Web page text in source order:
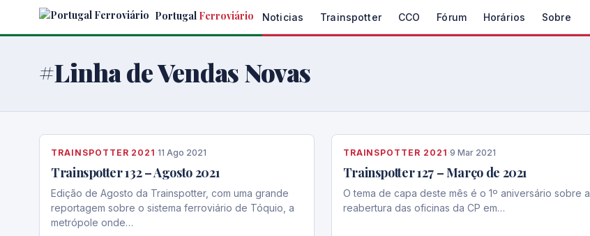
Portugal Ferroviário Noticias Trainspotter CCO Fórum Horários Sobre
#Linha de Vendas Novas
TRAINSPOTTER 2021 ·11 Ago 2021
Trainspotter 132 – Agosto 2021
Edição de Agosto da Trainspotter, com uma grande
reportagem sobre o sistema ferroviário de Tóquio, a
metrópole onde…
TRAINSPOTTER 2021 ·9 Mar 2021
Trainspotter 127 – Março de 2021
O tema de capa deste mês é o 1º aniversário sobre a
reabertura das oficinas da CP em…